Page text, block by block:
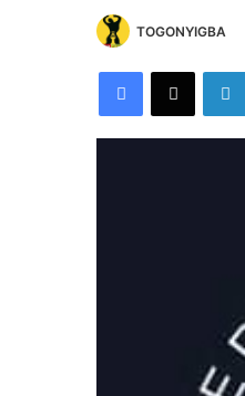
TOGONYIGBA
FacebookX